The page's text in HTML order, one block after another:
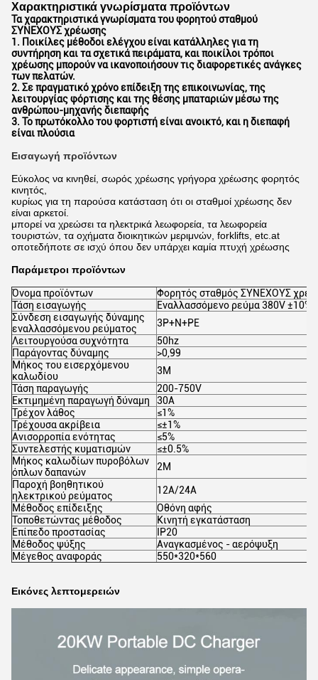
Χαρακτηριστικά γνωρίσματα προϊόντων
Τα χαρακτηριστικά γνωρίσματα του φορητού σταθμού
ΣΥΝΕΧΟΥΣ χρέωσης
1. Ποικίλες μέθοδοι ελέγχου είναι κατάλληλες για τη
συντήρηση και τα σχετικά πειράματα, και ποικίλοι τρόποι
χρέωσης μπορούν να ικανοποιήσουν τις διαφορετικές ανάγκες
των πελατών.
2. Σε πραγματικό χρόνο επίδειξη της επικοινωνίας, της
λειτουργίας φόρτισης και της θέσης μπαταριών μέσω της
ανθρώπου-μηχανής διεπαφής
3. Το πρωτόκολλο του φορτιστή είναι ανοικτό, και η διεπαφή
είναι πλούσια
Εισαγωγή προϊόντων
Εύκολος να κινηθεί, σωρός χρέωσης γρήγορα χρέωσης φορητός
κινητός,
κυρίως για τη παρούσα κατάσταση ότι οι σταθμοί χρέωσης δεν
είναι αρκετοί.
μπορεί να χρεώσει τα ηλεκτρικά λεωφορεία, τα λεωφορεία
τουριστών, τα οχήματα διοικητικών μεριμνών, forklifts, etc.at
οποτεδήποτε σε ισχύ όπου δεν υπάρχει καμία πτυχή χρέωσης
Παράμετροι προϊόντων
Όνομα προϊόντων
Φορητός σταθμός ΣΥΝΕΧΟΥΣ
Τάση εισαγωγής
Εναλλασσόμενο ρεύμα 380V ±10%
Σύνδεση εισαγωγής δύναμης
εναλλασσόμενου ρεύματος
3P+N+PE
Λειτουργούσα συχνότητα
50hz
Παράγοντας δύναμης
>0,99
Μήκος του εισερχόμενου
καλωδίου
3M
Τάση παραγωγής
200-750V
Εκτιμημένη παραγωγή δύναμη
30A
Τρέχον λάθος
≤1%
Τρέχουσα ακρίβεια
≤±1%
Ανισορροπία ενότητας
≤5%
Συντελεστής κυματισμών
≤±0.5%
Μήκος καλωδίων πυροβόλων
όπλων δαπανών
2M
Παροχή βοηθητικού
ηλεκτρικού ρεύματος
12A/24A
Μέθοδος επίδειξης
Οθόνη αφής
Τοποθετώντας μέθοδος
Κινητή εγκατάσταση
Επίπεδο προστασίας
IP20
Μέθοδος ψύξης
Αναγκασμένος - αερόψυξη
Μέγεθος αναφοράς
550*320*560
Εικόνες λεπτομερειών